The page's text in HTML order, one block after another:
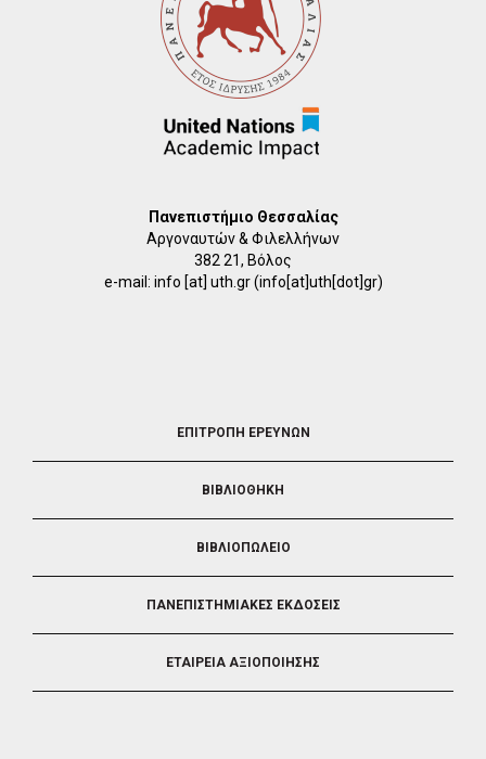
Πανεπιστήμιο Θεσσαλίας
Αργοναυτών & Φιλελλήνων
382 21, Βόλος
e-mail: info [at] uth.gr(info[at]uth[dot]gr)
ΕΠΙΤΡΟΠΗ ΕΡΕΥΝΩΝ
ΒΙΒΛΙΟΘΗΚΗ
ΒΙΒΛΙΟΠΩΛΕΙΟ
ΠΑΝΕΠΙΣΤΗΜΙΑΚΕΣ ΕΚΔΟΣΕΙΣ
ΕΤΑΙΡΕΙΑ ΑΞΙΟΠΟΙΗΣΗΣ